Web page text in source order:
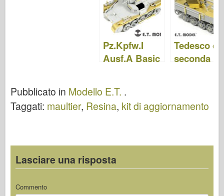
mondiale II -
E.T.MODEL
E35-117
E35-091
Pz.Kpfw.I
Ausf.A Basic
Tedesco
seconda
auf RSO –
Pubblicato in Modello E.T. .
Taggati: maultier, Resina, kit di aggiornamento
Lasciare una risposta
Commento